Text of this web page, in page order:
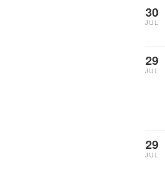
30
JUL
29
JUL
29
JUL